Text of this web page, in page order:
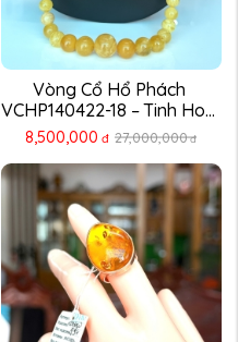
Vòng Cổ Hổ Phách
VCHP140422-18 – Tinh Hoa
...
8,500,000 đ 27,000,000 đ